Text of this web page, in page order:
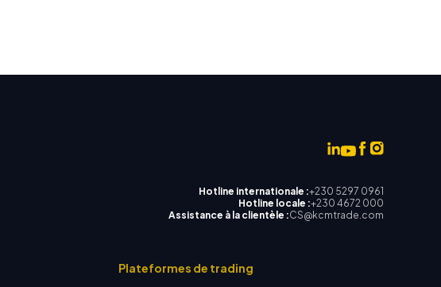
Hotline internationale :+230 5297 0961
Hotline locale :+230 4672 000
Assistance à la clientèle :CS@kcmtrade.com
Plateformes de trading